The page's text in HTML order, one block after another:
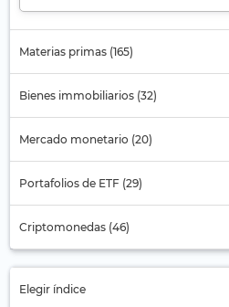
Materias primas (165)
Bienes immobiliarios (32)
Mercado monetario (20)
Portafolios de ETF (29)
Criptomonedas (46)
Elegir índice